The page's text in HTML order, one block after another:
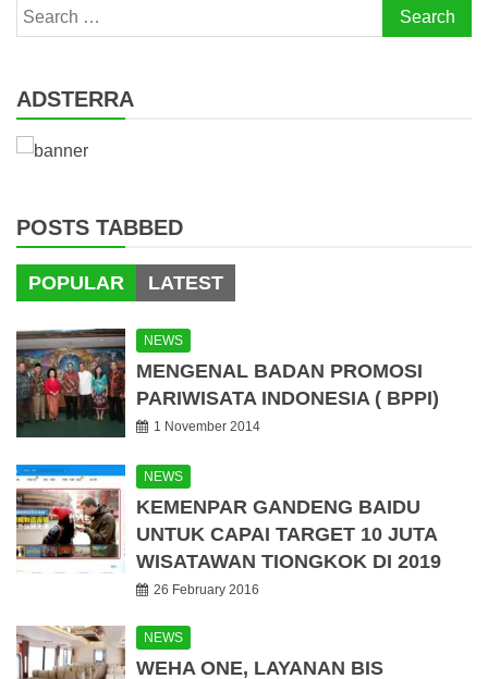
Search
for:
ADSTERRA
POSTS TABBED
POPULAR LATEST
NEWS
MENGENAL BADAN PROMOSI
PARIWISATA INDONESIA ( BPPI)
1 November 2014
NEWS
KEMENPAR GANDENG BAIDU
UNTUK CAPAI TARGET 10 JUTA
WISATAWAN TIONGKOK DI 2019
26 February 2016
NEWS
WEHA ONE, LAYANAN BIS